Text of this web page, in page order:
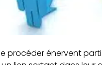
énervent